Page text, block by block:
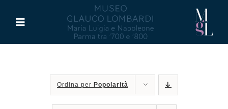
contenuto
Toggle
Maria Luigia d’Asburgo
Ordina per Popolarità